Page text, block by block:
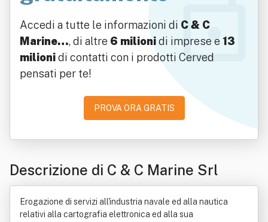
Accedi a tutte le informazioni di C & C
Marine…, di altre 6 milionidi imprese e 13
milionidi contatti con i prodotti Cerved
pensati per te!
PROVA ORA GRATIS
Descrizione di C & C Marine Srl
Erogazione di servizi all'industria navale ed alla nautica
relativi alla cartografia elettronica ed alla sua